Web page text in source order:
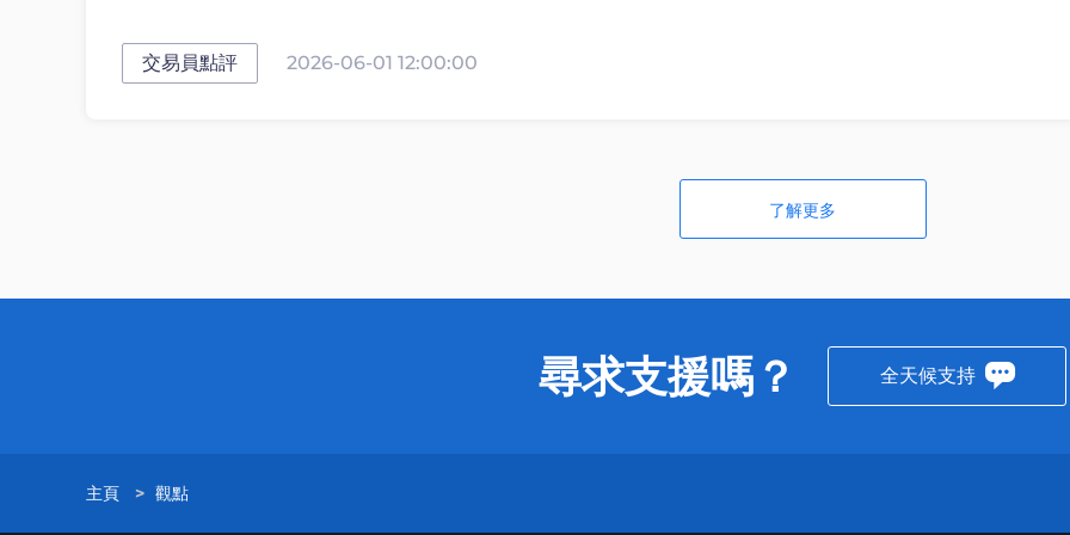
交易員點評 2026-06-01 12:00:00
了解更多
尋求支援嗎？ 全天候支持
主頁 > 觀點